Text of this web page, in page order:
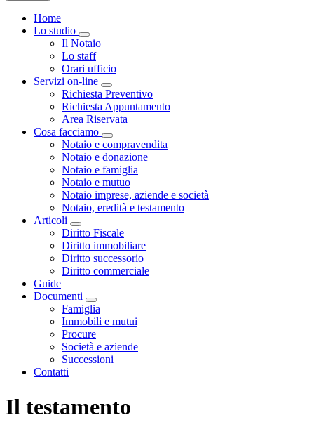
Home
Lo studio
Visualizza menù di secondo livello
Il Notaio
Lo staff
Orari ufficio
Servizi on-line
Visualizza menù di secondo livello
Richiesta Preventivo
Richiesta Appuntamento
Area Riservata
Cosa facciamo
Visualizza menù di secondo livello
Notaio e compravendita
Notaio e donazione
Notaio e famiglia
Notaio e mutuo
Notaio imprese, aziende e società
Notaio, eredità e testamento
Articoli
Visualizza menù di secondo livello
Diritto Fiscale
Diritto immobiliare
Diritto successorio
Diritto commerciale
Guide
Documenti
Visualizza menù di secondo livello
Famiglia
Immobili e mutui
Procure
Società e aziende
Successioni
Contatti
Il testamento